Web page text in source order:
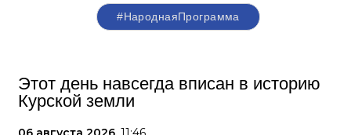
#НароднаяПрограмма
Этот день навсегда вписан в историю
Курской земли